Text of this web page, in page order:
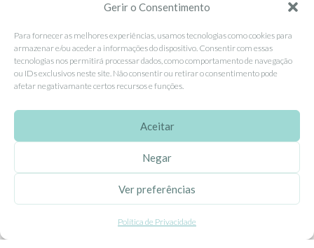
Gerir o Consentimento
Para fornecer as melhores experiências, usamos tecnologias como cookies para
armazenar e/ou aceder a informações do dispositivo. Consentir com essas
tecnologias nos permitirá processar dados, como comportamento de navegação
ou IDs exclusivos neste site. Não consentir ou retirar o consentimento pode
afetar negativamante certos recursos e funções.
Aceitar
Negar
Ver preferências
Política de Privacidade
Listas de Aniversário e Babyshower
CONDIÇÕES GERAIS
Politica de Privacidade